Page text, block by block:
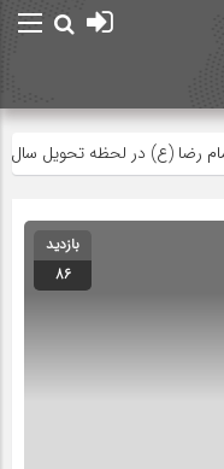
رضا (ع) در لحظه تحویل سال
بازدید
86